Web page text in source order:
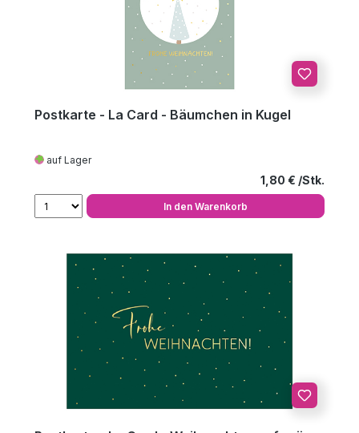
Postkarte - La Card - Bäumchen in Kugel
auf Lager
Regulärer
1,80 €
In den Warenkorb